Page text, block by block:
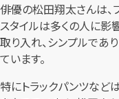
俳優の松田翔太さんは、
スタイルは多くの人に影
取り入れ、シンプルであ
ています。
特にトラックパンツなど